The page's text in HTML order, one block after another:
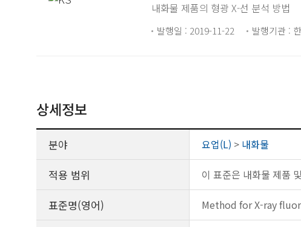
내화물 제품의 형광 X-선 분석 방법
발행일 : 2019-11-22 발행기관 :
상세정보
분야 요업(L) > 내화물
적용 범위 이 표준은 내화물 제품
표준명(영어) Method for X-ray